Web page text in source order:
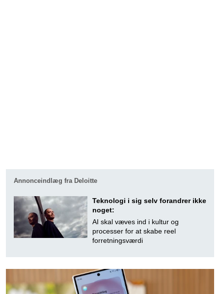
Annonceindlæg fra Deloitte
Teknologi i sig selv forandrer ikke
noget:
AI skal væves ind i kultur og
processer for at skabe reel
forretningsværdi